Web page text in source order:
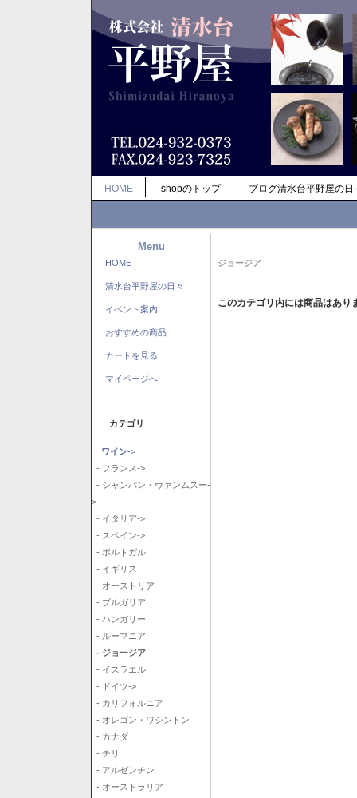
HOME shopのトップ ブログ清水台平野屋の日
Menu
HOME
清水台平野屋の日々
イベント案内
おすすめの商品
カートを見る
マイページへ
カテゴリ
ワイン->
- フランス->
- シャンパン・ヴァンムスー-
>
- イタリア->
- スペイン->
- ポルトガル
- イギリス
- オーストリア
- ブルガリア
- ハンガリー
- ルーマニア
- ジョージア
- イスラエル
- ドイツ->
- カリフォルニア
- オレゴン・ワシントン
- カナダ
- チリ
- アルゼンチン
- オーストラリア
ジョージア
このカテゴリ内には商品はあり